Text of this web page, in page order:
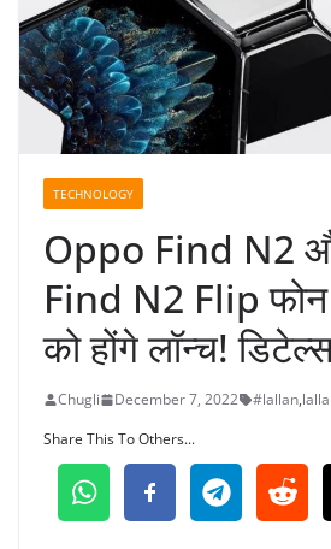
TECHNOLOGY
Oppo Find N2
Find N2 Flip फोन
को होंगे लॉन्च!
Chugli December 7, 2022 #lallan,
Share This To Others...